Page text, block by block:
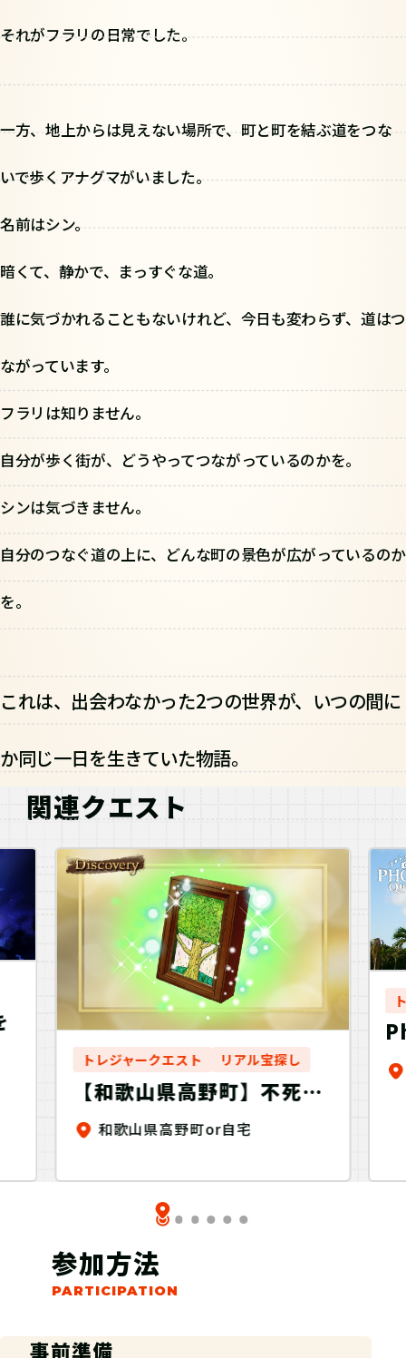
それがフラリの日常でした。
一方、地上からは見えない場所で、町と町を結ぶ道をつな
いで歩くアナグマがいました。
名前はシン。
暗くて、静かで、まっすぐな道。
誰に気づかれることもないけれど、今日も変わらず、道はつ
ながっています。
フラリは知りません。
自分が歩く街が、どうやってつながっているのかを。
シンは気づきません。
自分のつなぐ道の上に、どんな町の景色が広がっているのか
を。
これは、出会わなかった2つの世界が、いつの間に
か同じ一日を生きていた物語。
関連クエスト
トレジャークエスト リアル宝探し
【和歌山県高野町】不死の
ヒノキを探せ！Discovery
和歌山県高野町or自宅
参加方法
事前準備